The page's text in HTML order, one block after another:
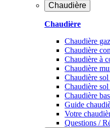
Chaudière
Chaudière
Chaudière gaz
Chaudière
Chaudière à
Chaudière
Chaudière sol
Chaudière
Chaudière
Guide
Votre
Questions /